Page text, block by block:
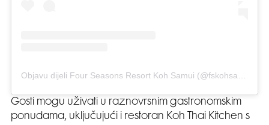
Gosti mogu uživati u raznovrsnim gastronomskim
ponudama, uključujući i restoran Koh Thai Kitchen s